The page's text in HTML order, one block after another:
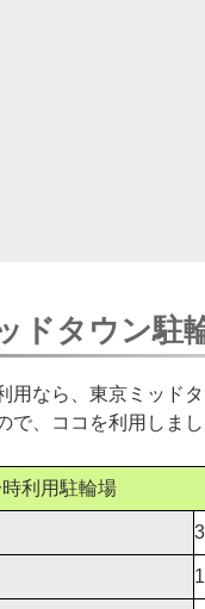
ドタウン駐
なら、東京ミッド
で、ココを利用しまし
利用駐輪場